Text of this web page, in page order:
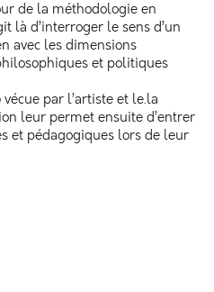
de la méthodologie en
là d’interroger le sens d’un
avec les dimensions
et politiques
vécue par l’artiste et le.la
leur permet ensuite d’entrer
et pédagogiques lors de leur